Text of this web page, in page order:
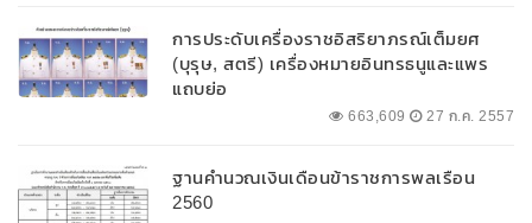
การประดับเครื่องราชอิสริยาภรณ์เต็มยศ
(บุรุษ, สตรี) เครื่องหมายอินทรธนูและแพร
แถบย่อ
663,609 27 ก.ค. 2557
ฐานคำนวณเงินเดือนข้าราชการพลเรือน
2560